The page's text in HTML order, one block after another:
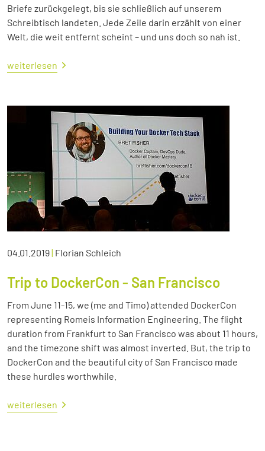
Briefe zurückgelegt, bis sie schließlich auf unserem
Schreibtisch landeten. Jede Zeile darin erzählt von einer
Welt, die weit entfernt scheint – und uns doch so nah ist.
weiterlesen
04.01.2019| Florian Schleich
Trip to DockerCon - San Francisco
From June 11-15, we (me and Timo) attended DockerCon
representing Romeis Information Engineering. The flight
duration from Frankfurt to San Francisco was about 11 hours,
and the timezone shift was almost inverted. But, the trip to
DockerCon and the beautiful city of San Francisco made
these hurdles worthwhile.
weiterlesen